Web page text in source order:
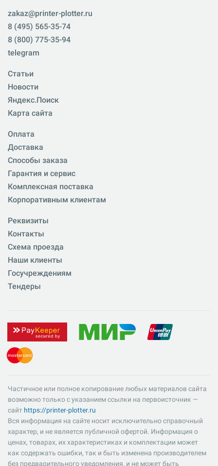
zakaz@printer-plotter.ru
8 (495) 565-35-74
8 (800) 775-35-94
telegram
Статьи
Новости
Яндекс.Поиск
Карта сайта
Оплата
Доставка
Способы заказа
Гарантия и сервис
Комплексная поставка
Корпоративным клиентам
Реквизиты
Контакты
Схема проезда
Наши клиенты
Госучреждениям
Тендеры
Частичное или полное копирование любых материалов сайта
возможно только с указанием ссылки на первоисточник —
сайт https://printer-plotter.ru
Вся информация на сайте носит исключительно справочный
характер, и не является публичной офертой. Информация о
ценах, товарах, их характеристиках и комплектации может
как содержать ошибки, так и быть изменена производителем
без предварительного уведомления, и не может быть